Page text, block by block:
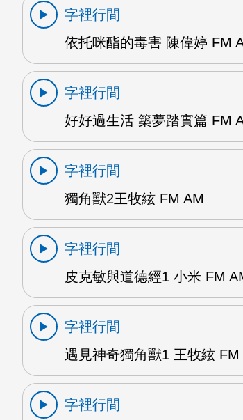
字裡行間
依托咪酯的毒害 陳偉婷 FM
字裡行間
好好過生活 築夢踏實篇 FM
字裡行間
獨角獸2王牧絃 FM AM
字裡行間
皮克敏與道德經1 小米 FM
字裡行間
遇見神奇獨角獸1 王牧絃 FM
字裡行間